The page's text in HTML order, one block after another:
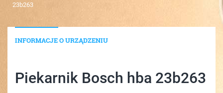
23b263
INFORMACJE O URZĄDZENIU
Piekarnik Bosch hba 23b263